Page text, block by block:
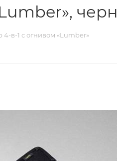
4-в-1 с огнивом «Lumber»